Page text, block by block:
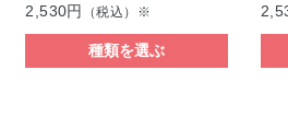
2,530円 （税込）※
種類を選ぶ